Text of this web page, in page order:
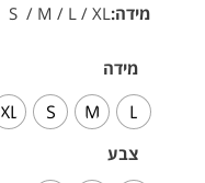
מידה:S / M / L / XL
מידה
L
M
S
XL
צבע